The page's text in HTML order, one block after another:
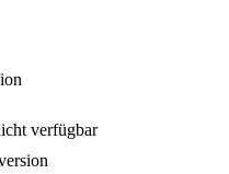
verfügbar